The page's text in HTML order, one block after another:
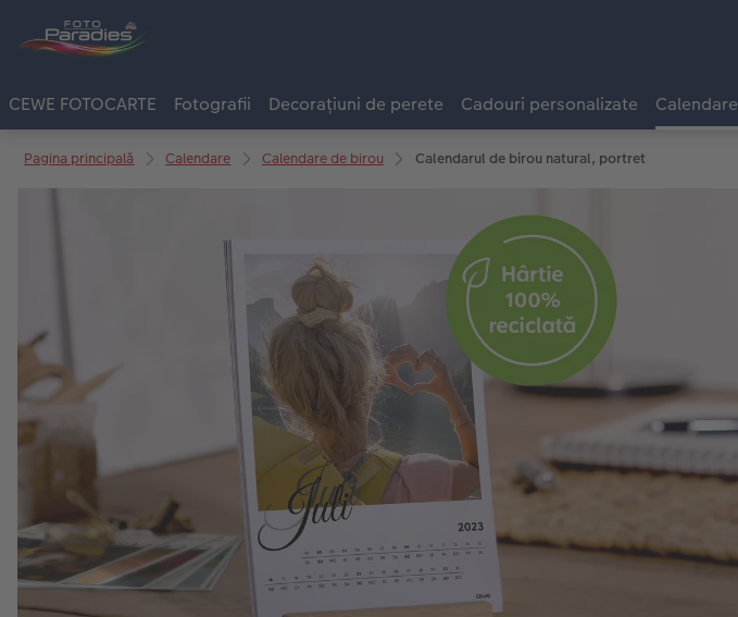
CEWE FOTOCARTE Fotografii Decorațiuni de perete Cadouri personalizate Calendare
Pagina principală Calendare Calendare de birou Calendarul de birou natural, portret